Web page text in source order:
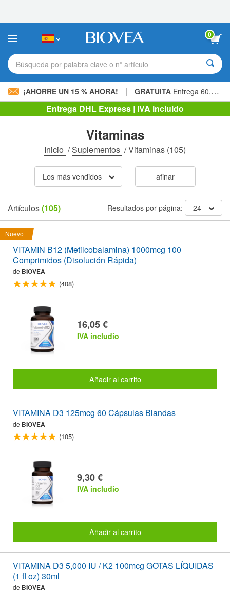
sitio
incluye
sistema
de
0
Búsqueda por palabra clave o nº artículo
¡AHORRE UN 15 % AHORA! | GRATUITA Entrega 60,00 € »
Entrega DHL Express | IVA incluido
Vitaminas
Inicio /Suplementos /Vitaminas (105)
Los más vendidos afinar
Artículos(105) Resultados por página: 24
Nuevo
VITAMIN B12 (Metilcobalamina) 1000mcg 100
Comprimidos (Disolución Rápida)
de BIOVEA
(408)
16,05 €
IVA includio
Añadir al carrito
VITAMINA D3 125mcg 60 Cápsulas Blandas
de BIOVEA
(105)
9,30 €
IVA includio
Añadir al carrito
VITAMINA D3 5,000 IU / K2 100mcg GOTAS LÍQUIDAS
(1 fl oz) 30ml
de BIOVEA